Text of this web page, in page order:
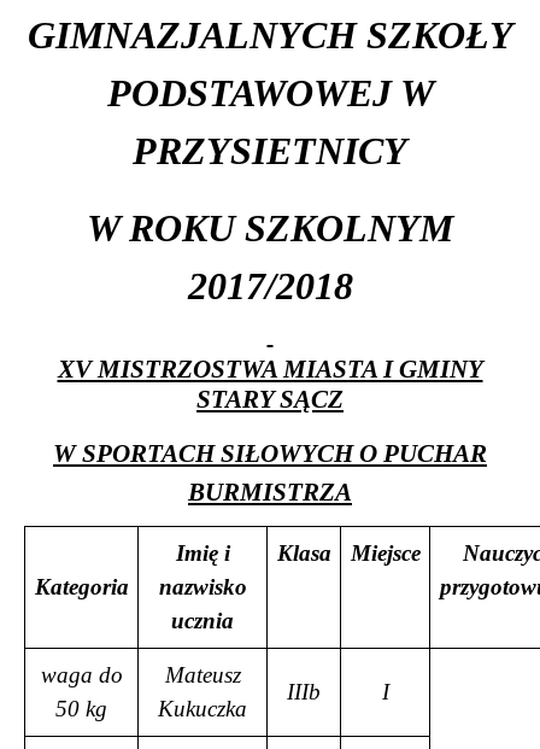
GIMNAZJALNYCH SZKOŁY
PODSTAWOWEJ W
PRZYSIETNICY
W ROKU SZKOLNYM
2017/2018
XV MISTRZOSTWA MIASTA I GMINY
STARY SĄCZ
W SPORTACH SIŁOWYCH O PUCHAR
BURMISTRZA
Kategoria
Imię i
nazwisko
ucznia
Klasa Miejsce
waga do
50 kg
Mateusz
Kukuczka
IIIb I